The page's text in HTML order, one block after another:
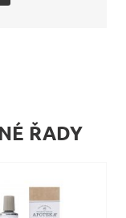
ŘADY